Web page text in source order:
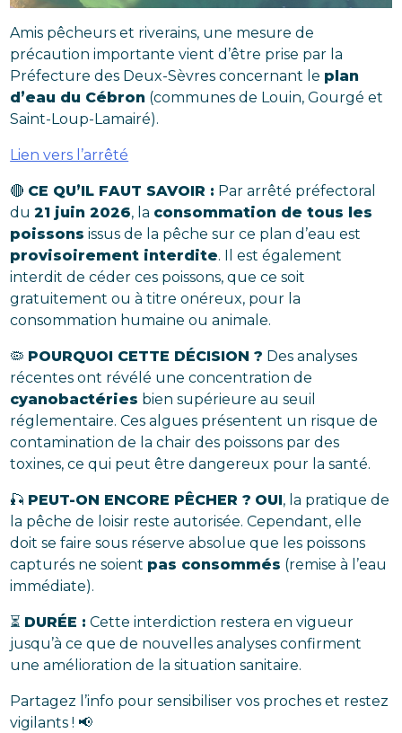
Amis pêcheurs et riverains, une mesure de
précaution importante vient d’être prise par la
Préfecture des Deux-Sèvres concernant le plan
d’eau du Cébron (communes de Louin, Gourgé et
Saint-Loup-Lamairé).
Lien vers l’arrêté
🔴 CE QU’IL FAUT SAVOIR : Par arrêté préfectoral
du21 juin 2026, la consommation de tous les
poissons issus de la pêche sur ce plan d’eau est
provisoirement interdite. Il est également
interdit de céder ces poissons, que ce soit
gratuitement ou à titre onéreux, pour la
consommation humaine ou animale.
🦠 POURQUOI CETTE DÉCISION ? Des analyses
récentes ont révélé une concentration de
cyanobactéries bien supérieure au seuil
réglementaire. Ces algues présentent un risque de
contamination de la chair des poissons par des
toxines, ce qui peut être dangereux pour la santé.
🎣 PEUT-ON ENCORE PÊCHER ? OUI, la pratique de
la pêche de loisir reste autorisée. Cependant, elle
doit se faire sous réserve absolue que les poissons
capturés ne soient pas consommés (remise à l’eau
immédiate).
⏳ DURÉE : Cette interdiction restera en vigueur
jusqu’à ce que de nouvelles analyses confirment
une amélioration de la situation sanitaire.
Partagez l’info pour sensibiliser vos proches et restez
vigilants ! 📢